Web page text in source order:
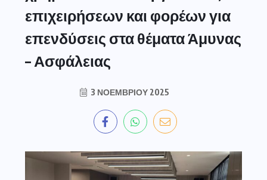
επιχειρήσεων και φορέων για
επενδύσεις στα θέματα Άμυνας
– Ασφάλειας
3 ΝΟΕΜΒΡΊΟΥ 2025